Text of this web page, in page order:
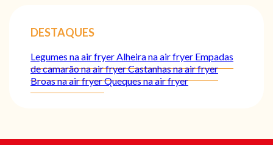
DESTAQUES
Legumes na air fryerAlheira na air fryer Empadas
de camarão na air fryerCastanhas na air fryer
Broas na air fryerQueques na air fryer